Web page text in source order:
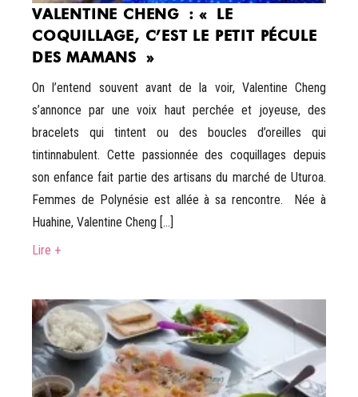
VALENTINE CHENG : « LE
COQUILLAGE, C’EST LE PETIT PÉCULE
DES MAMANS »
On l’entend souvent avant de la voir, Valentine Cheng
s’annonce par une voix haut perchée et joyeuse, des
bracelets qui tintent ou des boucles d’oreilles qui
tintinnabulent. Cette passionnée des coquillages depuis
son enfance fait partie des artisans du marché de Uturoa.
Femmes de Polynésie est allée à sa rencontre. Née à
Huahine, Valentine Cheng […]
Lire +